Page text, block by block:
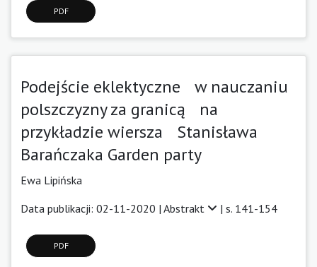
PDF
Podejście eklektyczne w nauczaniu
polszczyzny za granicą na
przykładzie wiersza Stanisława
Barańczaka Garden party
Ewa Lipińska
Data publikacji: 02-11-2020 | Abstrakt | s. 141-154
PDF